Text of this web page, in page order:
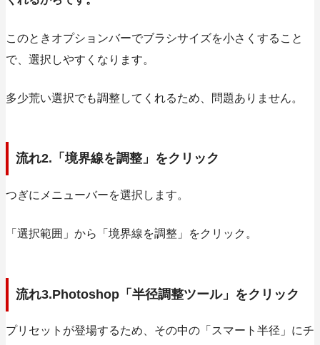
このときオプションバーでブラシサイズを小さくすること
で、選択しやすくなります。
多少荒い選択でも調整してくれるため、問題ありません。
流れ2.「境界線を調整」をクリック
つぎにメニューバーを選択します。
「選択範囲」から 「境界線を調整」 をクリック。
流れ3.Photoshop「半径調整ツール」をクリック
プリセットが登場するため、その中の 「スマート半径」 にチ